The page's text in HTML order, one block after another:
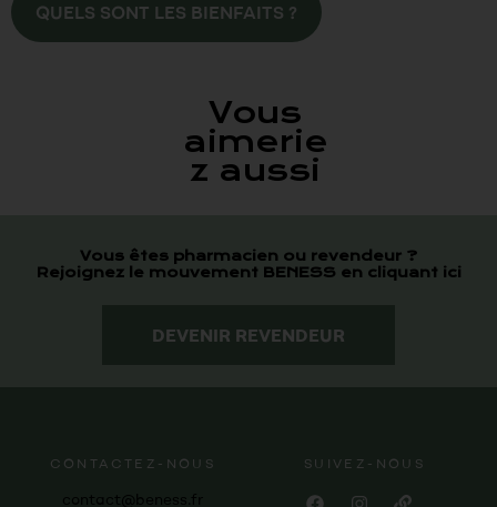
QUELS SONT LES BIENFAITS ?
Vous
aimerie
z aussi
Vous êtes pharmacien ou revendeur ?
Rejoignez le mouvement BENESS en cliquant ici
DEVENIR REVENDEUR
CONTACTEZ-NOUS
contact@beness.fr
SUIVEZ-NOUS